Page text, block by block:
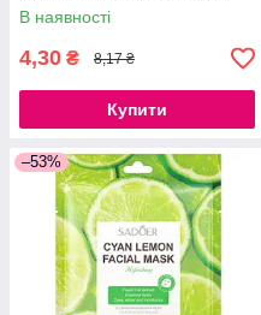
В наявності
4,30 ₴ 8,17 ₴
Купити
–53%